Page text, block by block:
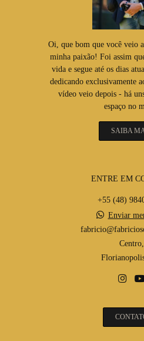
Oi, que bom que você veio
minha paixão! Foi assim
vida e segue até os dias
dedicando exclusivamente
vídeo veio depois - há
espaço no
SAIBA
ENTRE EM
+55 (48)
Enviar
Centro,